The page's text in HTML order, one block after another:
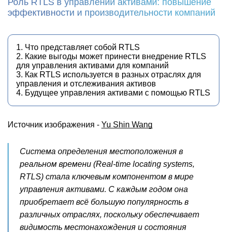
Роль RTLS в управлении активами: повышение
эффективности и производительности компаний
1. Что представляет собой RTLS
2. Какие выгоды может принести внедрение RTLS
для управления активами для компаний
3. Как RTLS используется в разных отраслях для
управления и отслеживания активов
4. Будущее управления активами с помощью RTLS
Источник изображения - Yu Shin Wang
Система определения местоположения в
реальном времени (Real-time locating systems,
RTLS) стала ключевым компонентом в мире
управления активами. С каждым годом она
приобретает всё большую популярность в
различных отраслях, поскольку обеспечивает
видимость местонахождения и состояния